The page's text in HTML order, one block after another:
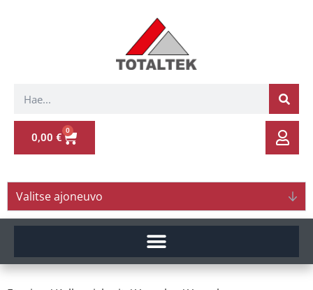
0,00 €
0
Valitse ajoneuvo